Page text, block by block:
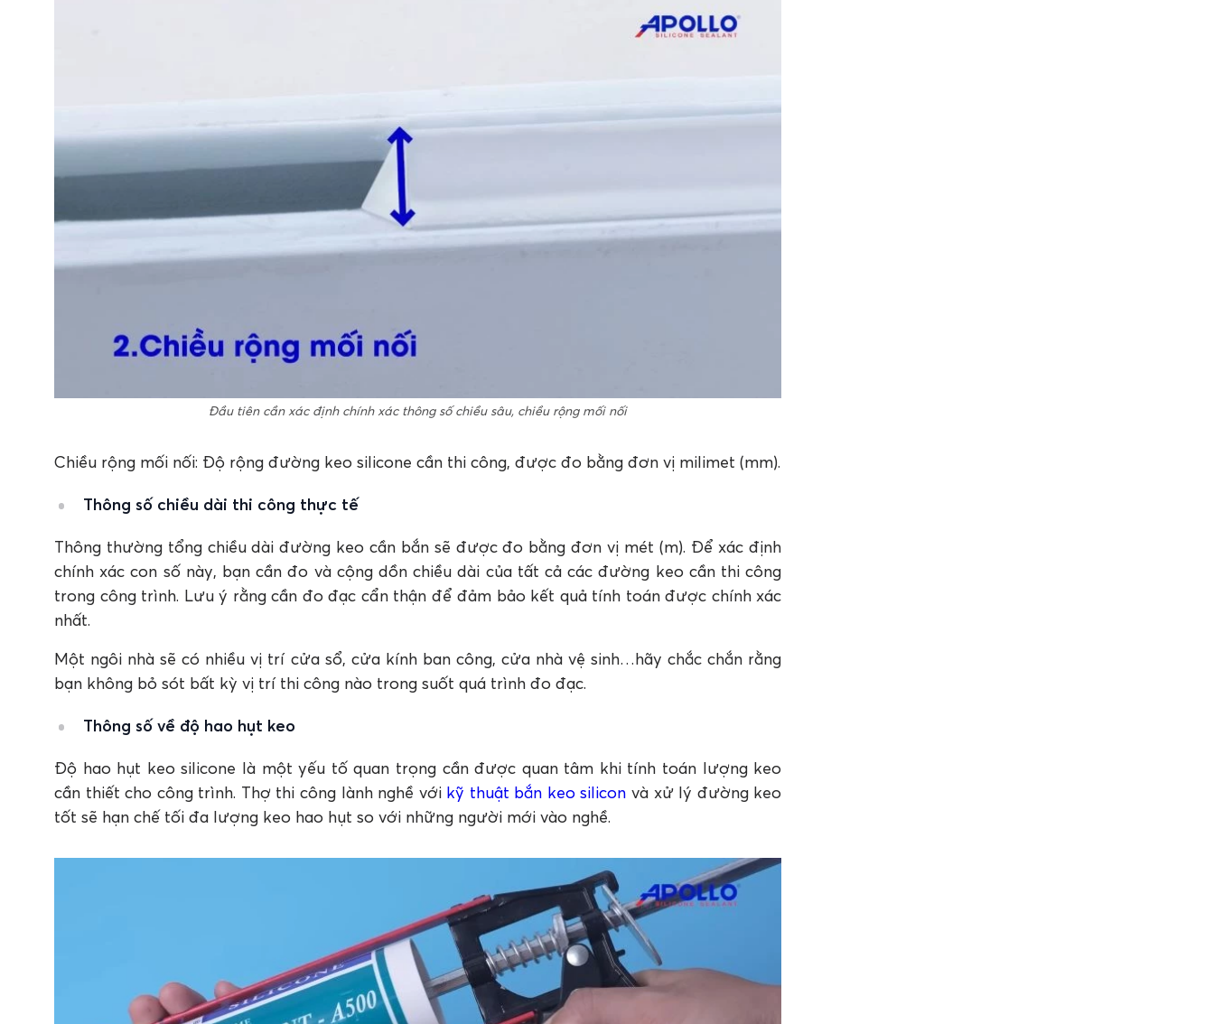
Đầu tiên cần xác định chính xác thông số chiều sâu, chiều rộng mối nối
Chiều rộng mối nối: Độ rộng đường keo silicone cần thi công, được đo bằng đơn vị milimet (mm).
Thông số chiều dài thi công thực tế
Thông thường tổng chiều dài đường keo cần bắn sẽ được đo bằng đơn vị mét (m). Để xác định
chính xác con số này, bạn cần đo và cộng dồn chiều dài của tất cả các đường keo cần thi công
trong công trình. Lưu ý rằng cần đo đạc cẩn thận để đảm bảo kết quả tính toán được chính xác
nhất.
Một ngôi nhà sẽ có nhiều vị trí cửa sổ, cửa kính ban công, cửa nhà vệ sinh…hãy chắc chắn rằng
bạn không bỏ sót bất kỳ vị trí thi công nào trong suốt quá trình đo đạc.
Thông số về độ hao hụt keo
Độ hao hụt keo silicone là một yếu tố quan trọng cần được quan tâm khi tính toán lượng keo
cần thiết cho công trình. Thợ thi công lành nghề với kỹ thuật bắn keo silicon và xử lý đường keo
tốt sẽ hạn chế tối đa lượng keo hao hụt so với những người mới vào nghề.